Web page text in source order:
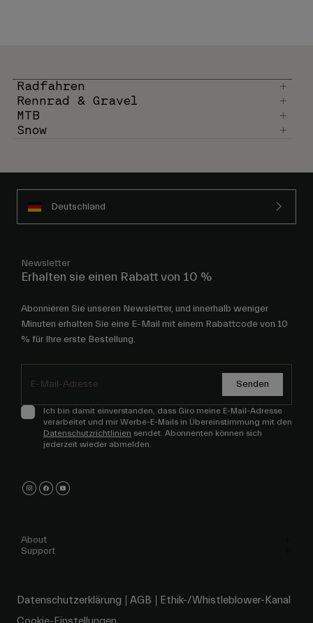
Radfahren
Rennrad & Gravel
MTB
Snow
Deutschland
Newsletter
Erhalten sie einen Rabatt von 10 %
Abonnieren Sie unseren Newsletter, und innerhalb weniger
Minuten erhalten Sie eine E-Mail mit einem Rabattcode von 10
% für Ihre erste Bestellung.
Senden
Ich bin damit einverstanden, dass Giro meine E-Mail-Adresse
verarbeitet und mir Werbe-E-Mails in Übereinstimmung mit den
Datenschutzrichtlinien sendet. Abonnenten können sich
jederzeit wieder abmelden.
About
Support
Datenschutzerklärung AGB
Ethik-/Whistleblower-Kanal